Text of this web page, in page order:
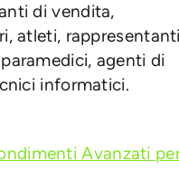
di vendita,
atleti,
agenti di
informatici.
Avanzati